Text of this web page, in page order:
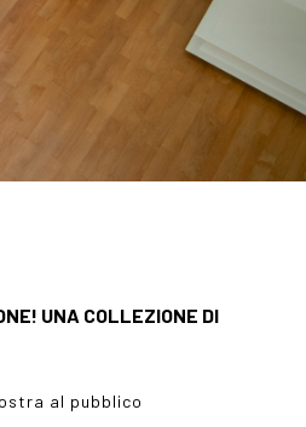
UNA COLLEZIONE DI
al pubblico